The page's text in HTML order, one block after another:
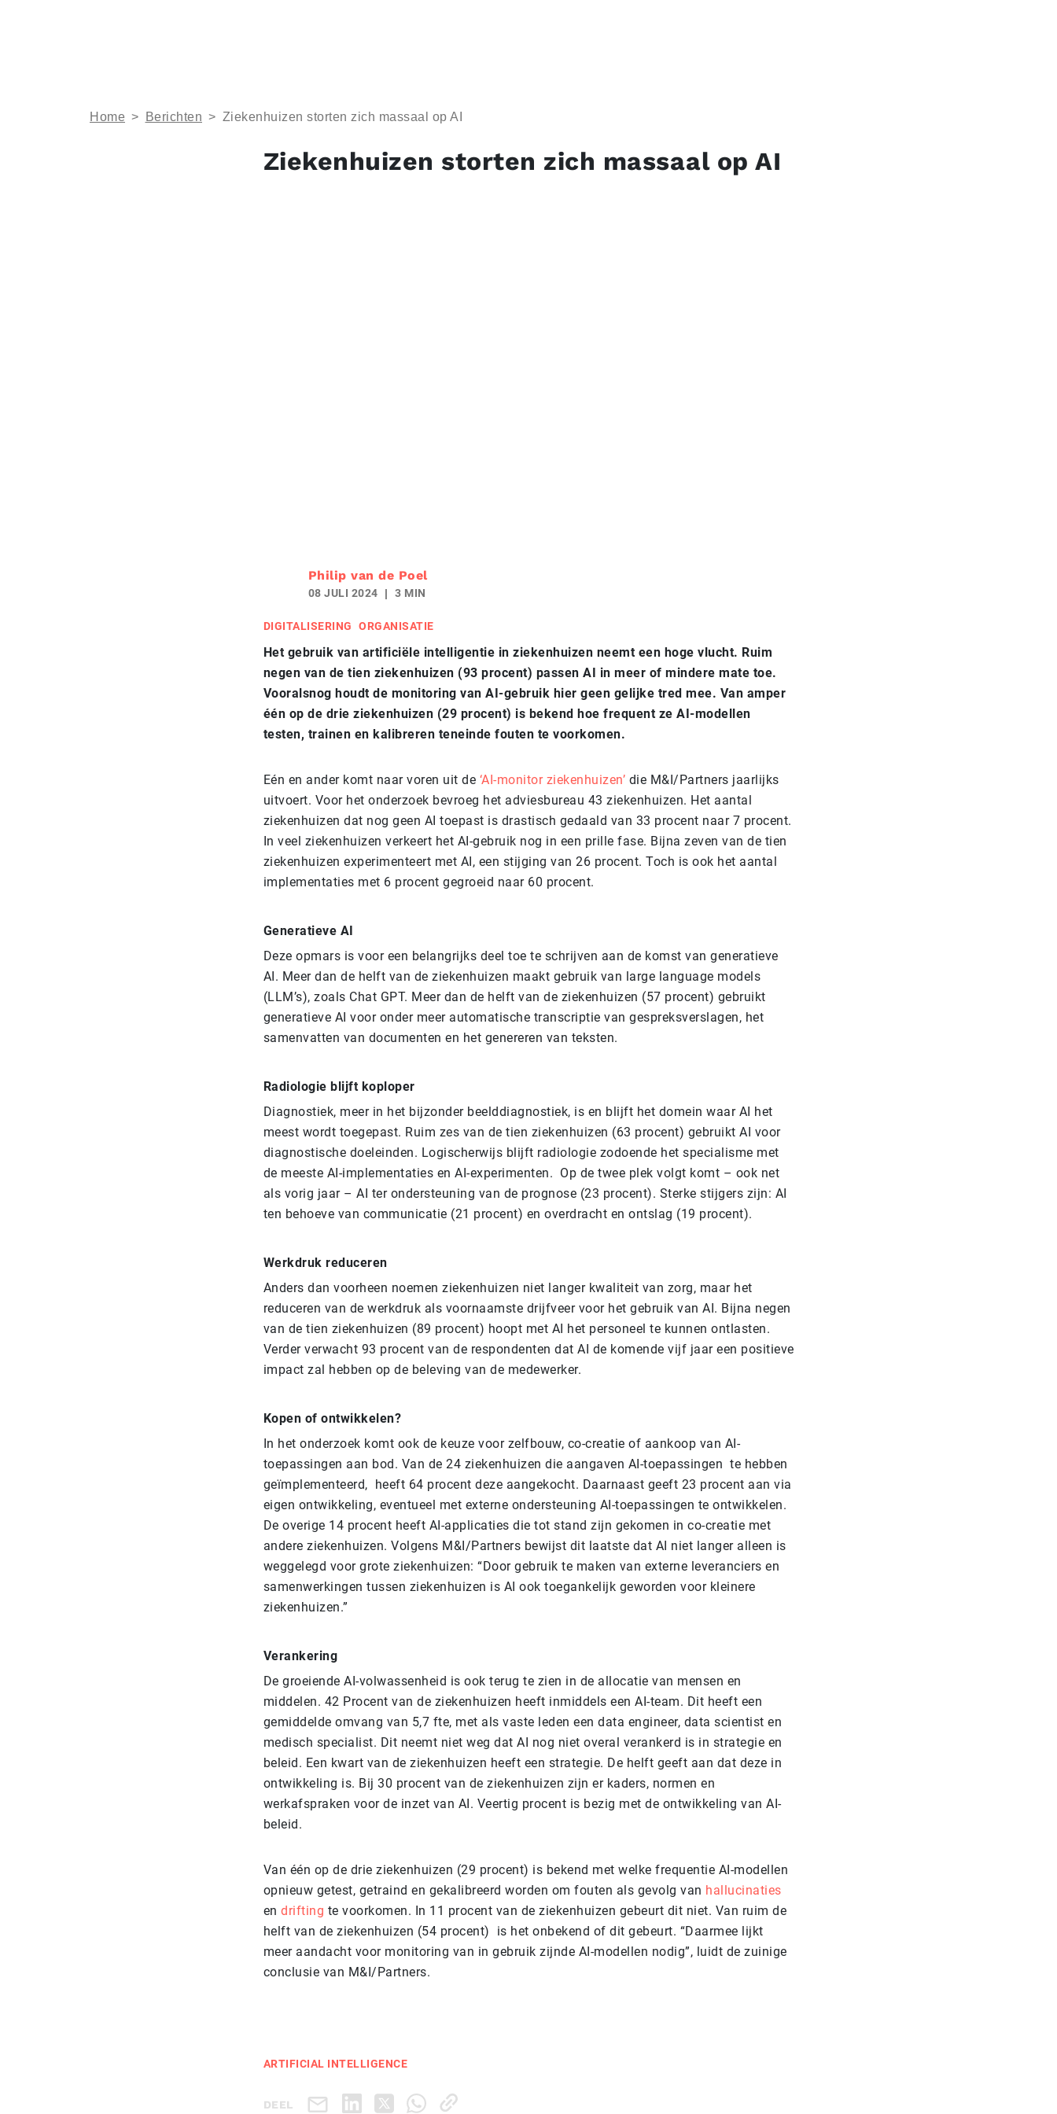
Home > Berichten > Ziekenhuizen storten zich massaal op AI
Ziekenhuizen storten zich massaal op AI
Philip van de Poel
08 JULI 2024 3 MIN
DIGITALISERING ORGANISATIE
Het gebruik van artificiële intelligentie in ziekenhuizen neemt een hoge vlucht. Ruim
negen van de tien ziekenhuizen (93 procent) passen AI in meer of mindere mate toe.
Vooralsnog houdt de monitoring van AI-gebruik hier geen gelijke tred mee. Van amper
één op de drie ziekenhuizen (29 procent) is bekend hoe frequent ze AI-modellen
testen, trainen en kalibreren teneinde fouten te voorkomen.
Eén en ander komt naar voren uit de ‘AI-monitor ziekenhuizen’ die M&I/Partners jaarlijks
uitvoert. Voor het onderzoek bevroeg het adviesbureau 43 ziekenhuizen. Het aantal
ziekenhuizen dat nog geen AI toepast is drastisch gedaald van 33 procent naar 7 procent.
In veel ziekenhuizen verkeert het AI-gebruik nog in een prille fase. Bijna zeven van de tien
ziekenhuizen experimenteert met AI, een stijging van 26 procent. Toch is ook het aantal
implementaties met 6 procent gegroeid naar 60 procent.
Generatieve AI
Deze opmars is voor een belangrijks deel toe te schrijven aan de komst van generatieve
AI. Meer dan de helft van de ziekenhuizen maakt gebruik van large language models
(LLM’s), zoals Chat GPT. Meer dan de helft van de ziekenhuizen (57 procent) gebruikt
generatieve AI voor onder meer automatische transcriptie van gespreksverslagen, het
samenvatten van documenten en het genereren van teksten.
Radiologie blijft koploper
Diagnostiek, meer in het bijzonder beelddiagnostiek, is en blijft het domein waar AI het
meest wordt toegepast. Ruim zes van de tien ziekenhuizen (63 procent) gebruikt AI voor
diagnostische doeleinden. Logischerwijs blijft radiologie zodoende het specialisme met
de meeste AI-implementaties en AI-experimenten. Op de twee plek volgt komt – ook net
als vorig jaar – AI ter ondersteuning van de prognose (23 procent). Sterke stijgers zijn: AI
ten behoeve van communicatie (21 procent) en overdracht en ontslag (19 procent).
Werkdruk reduceren
Anders dan voorheen noemen ziekenhuizen niet langer kwaliteit van zorg, maar het
reduceren van de werkdruk als voornaamste drijfveer voor het gebruik van AI. Bijna negen
van de tien ziekenhuizen (89 procent) hoopt met AI het personeel te kunnen ontlasten.
Verder verwacht 93 procent van de respondenten dat AI de komende vijf jaar een positieve
impact zal hebben op de beleving van de medewerker.
Kopen of ontwikkelen?
In het onderzoek komt ook de keuze voor zelfbouw, co-creatie of aankoop van AI-
toepassingen aan bod. Van de 24 ziekenhuizen die aangaven AI-toepassingen te hebben
geïmplementeerd, heeft 64 procent deze aangekocht. Daarnaast geeft 23 procent aan via
eigen ontwikkeling, eventueel met externe ondersteuning AI-toepassingen te ontwikkelen.
De overige 14 procent heeft AI-applicaties die tot stand zijn gekomen in co-creatie met
andere ziekenhuizen. Volgens M&I/Partners bewijst dit laatste dat AI niet langer alleen is
weggelegd voor grote ziekenhuizen: “Door gebruik te maken van externe leveranciers en
samenwerkingen tussen ziekenhuizen is AI ook toegankelijk geworden voor kleinere
ziekenhuizen.”
Verankering
De groeiende AI-volwassenheid is ook terug te zien in de allocatie van mensen en
middelen. 42 Procent van de ziekenhuizen heeft inmiddels een AI-team. Dit heeft een
gemiddelde omvang van 5,7 fte, met als vaste leden een data engineer, data scientist en
medisch specialist. Dit neemt niet weg dat AI nog niet overal verankerd is in strategie en
beleid. Een kwart van de ziekenhuizen heeft een strategie. De helft geeft aan dat deze in
ontwikkeling is. Bij 30 procent van de ziekenhuizen zijn er kaders, normen en
werkafspraken voor de inzet van AI. Veertig procent is bezig met de ontwikkeling van AI-
beleid.
Van één op de drie ziekenhuizen (29 procent) is bekend met welke frequentie AI-modellen
opnieuw getest, getraind en gekalibreerd worden om fouten als gevolg van hallucinaties
en drifting te voorkomen. In 11 procent van de ziekenhuizen gebeurt dit niet. Van ruim de
helft van de ziekenhuizen (54 procent) is het onbekend of dit gebeurt. “Daarmee lijkt
meer aandacht voor monitoring van in gebruik zijnde AI-modellen nodig”, luidt de zuinige
conclusie van M&I/Partners.
ARTIFICIAL INTELLIGENCE
DEEL